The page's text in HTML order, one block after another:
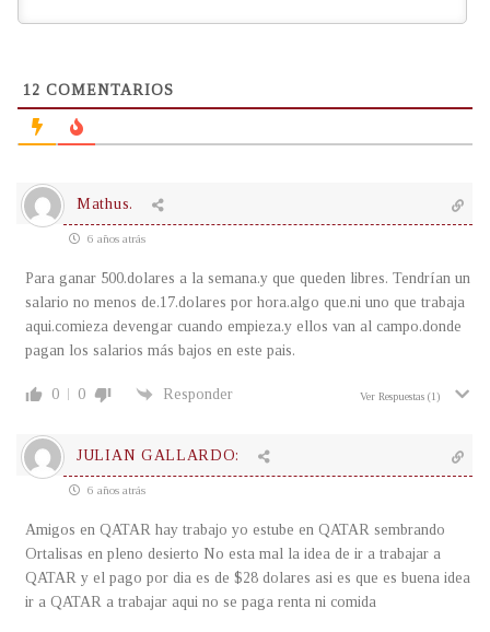
12 COMENTARIOS
Mathus.
6 años atrás
Para ganar 500.dolares a la semana.y que queden libres. Tendrían un
salario no menos de.17.dolares por hora.algo que.ni uno que trabaja
aqui.comieza devengar cuando empieza.y ellos van al campo.donde
pagan los salarios más bajos en este pais.
0 0 Responder Ver Respuestas (1)
JULIAN GALLARDO:
6 años atrás
Amigos en QATAR hay trabajo yo estube en QATAR sembrando
Ortalisas en pleno desierto No esta mal la idea de ir a trabajar a
QATAR y el pago por dia es de $28 dolares asi es que es buena idea
ir a QATAR a trabajar aqui no se paga renta ni comida